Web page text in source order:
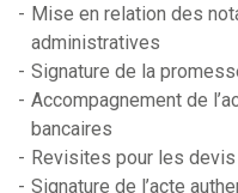
Mise en relation des
administratives
Signature de la
Accompagnement de
bancaires
Revisites pour les
Signature de l’acte